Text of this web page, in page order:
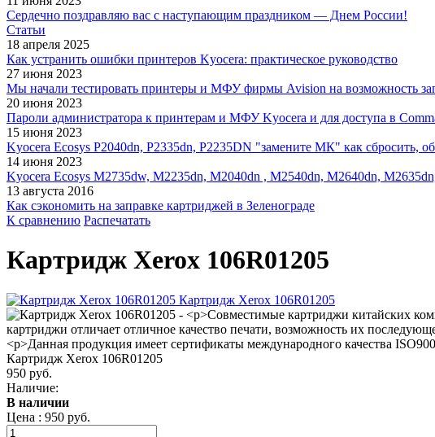
Сердечно поздравляю вас с наступающим праздником — Днем России!
Статьи
18 апреля 2025
Как устранить ошибки принтеров Kyocera: практическое руководство
27 июня 2023
Мы начали тестировать принтеры и МФУ фирмы Avision на возможность
20 июня 2023
Пароли администратора к принтерам и МФУ Kyocera и для доступа в
15 июня 2023
Kyocera Ecosys P2040dn, P2335dn, P2235DN "замените МК" как сбросить,
14 июня 2023
Kyocera Ecosys M2735dw, M2235dn, M2040dn , M2540dn, M2640dn,
13 августа 2016
Как сэкономить на заправке картриджей в Зеленограде
К сравнению Распечатать
Картридж Xerox 106R01205
Картридж Xerox 106R01205
950 руб.
Наличие:
В наличии
Цена : 950 руб.